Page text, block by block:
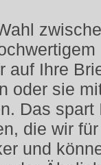
auf Ihre
oder sie
Das
die wir
und